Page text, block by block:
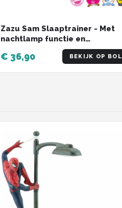
Zazu Sam Slaaptrainer - Met
nachtlamp functie en
slaaptimers - Blauw / Wit
€ 36,90 BEKIJK OP BOL